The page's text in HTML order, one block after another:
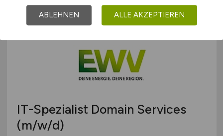
IT-Spezialist Domain Services
(m/w/d)
ABLEHNEN ALLE AKZEPTIEREN